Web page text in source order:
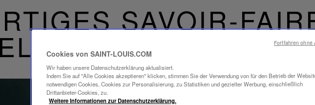
SAVOIR-
Cookies von SAINT-LOUIS.COM
Wir haben unsere Datenschutzerklärung aktualisiert.
Indem Sie auf "Alle Cookies akzeptieren" klicken, stimmen Sie der Verwendung von für den Betrieb der
notwendigen Cookies, Cookies zur Personalisierung, zu Statistiken und gezielter Werbung, einschließlich
Drittanbieter-Cookies, zu.
Weitere Informationen zur Datenschutzerklärung.
Fortfahren ohne